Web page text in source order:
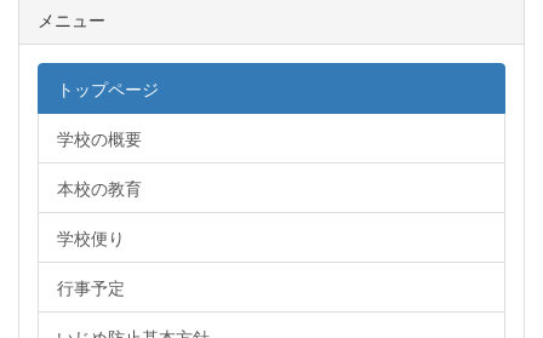
メニュー
トップページ
学校の概要
本校の教育
学校便り
行事予定